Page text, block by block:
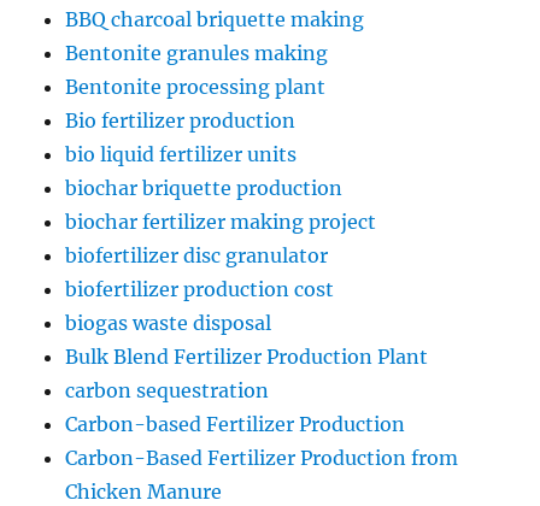
BBQ charcoal briquette making
Bentonite granules making
Bentonite processing plant
Bio fertilizer production
bio liquid fertilizer units
biochar briquette production
biochar fertilizer making project
biofertilizer disc granulator
biofertilizer production cost
biogas waste disposal
Bulk Blend Fertilizer Production Plant
carbon sequestration
Carbon-based Fertilizer Production
Carbon-Based Fertilizer Production from
Chicken Manure